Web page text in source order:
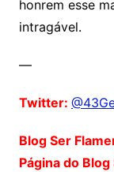
honrem esse
intragável.
—
Twitter:
Blog Ser
Página do